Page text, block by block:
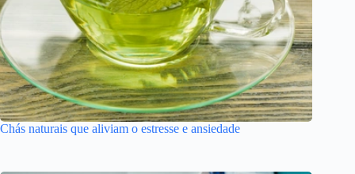
Chás naturais que aliviam o estresse e ansiedade